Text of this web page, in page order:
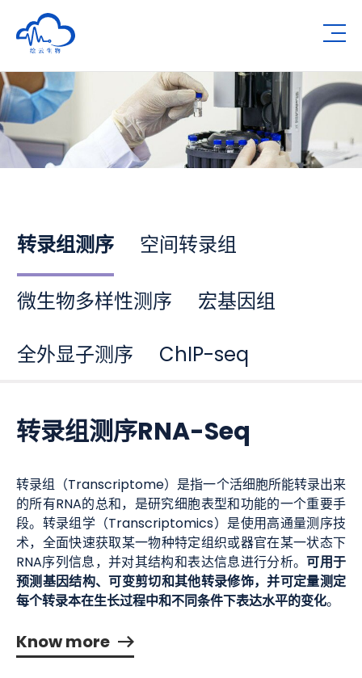
深圳市绘云生物科技有限公司
转录组测序
空间转录组
微生物多样性测序
宏基因组
全外显子测序
ChIP-seq
转录组测序RNA-Seq
转录组（Transcriptome）是指一个活细胞所能转录出来
的所有RNA的总和，是研究细胞表型和功能的一个重要手
段。转录组学（Transcriptomics）是使用高通量测序技
术，全面快速获取某一物种特定组织或器官在某一状态下
RNA序列信息，并对其结构和表达信息进行分析。可用于
预测基因结构、可变剪切和其他转录修饰，并可定量测定
每个转录本在生长过程中和不同条件下表达水平的变化。
Know more